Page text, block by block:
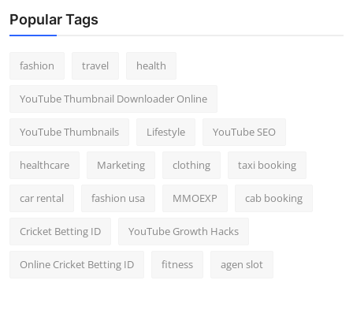
Popular Tags
fashion travel health
YouTube Thumbnail Downloader Online
YouTube Thumbnails Lifestyle YouTube SEO
healthcare Marketing clothing taxi booking
car rental fashion usa MMOEXP cab booking
Cricket Betting ID YouTube Growth Hacks
Online Cricket Betting ID fitness agen slot